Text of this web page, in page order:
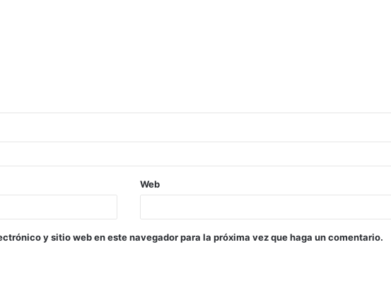
Web
y sitio web en este navegador para la próxima vez que haga un comentario.